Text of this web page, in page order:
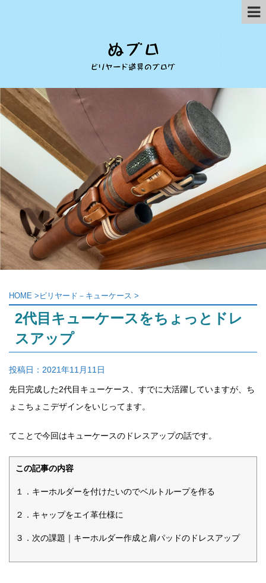
HOME > ビリヤード－キューケース >
2代目キューケースをちょっとドレ
スアップ
投稿日： 2021年11月11日
先日完成した2代目キューケース、すでに大活躍していますが、ち
ょこちょこデザインをいじってます。
てことで今回はキューケースのドレスアップの話です。
この記事の内容
１．キーホルダーを付けたいのでベルトループを作る
２．キャップをエイ革仕様に
３．次の課題｜キーホルダー作成と肩パッドのドレスアップ